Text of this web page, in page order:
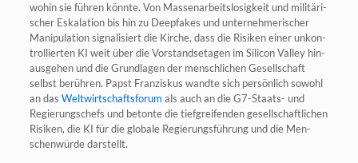
wohin sie füh­ren könn­te. Von Mas­sen­ar­beits­lo­sig­keit und mili­tä­ri­
scher Eska­la­ti­on bis hin zu Deepf­akes und unter­neh­me­ri­scher
Mani­pu­la­ti­on signa­li­siert die Kir­che, dass die Risi­ken einer unkon­
trol­lier­ten KI weit über die Vor­stands­eta­gen im Sili­con Val­ley hin­
aus­ge­hen und die Grund­la­gen der mensch­li­chen Gesell­schaft
selbst berüh­ren. Papst Fran­zis­kus wand­te sich per­sön­lich sowohl
an das Welt­wirt­schafts­fo­rum als auch an die G7-Staats- und
Regie­rungs­chefs und beton­te die tief­grei­fen­den gesell­schaft­li­chen
Risi­ken, die KI für die glo­ba­le Regie­rungs­füh­rung und die Men­
schen­wür­de darstellt.